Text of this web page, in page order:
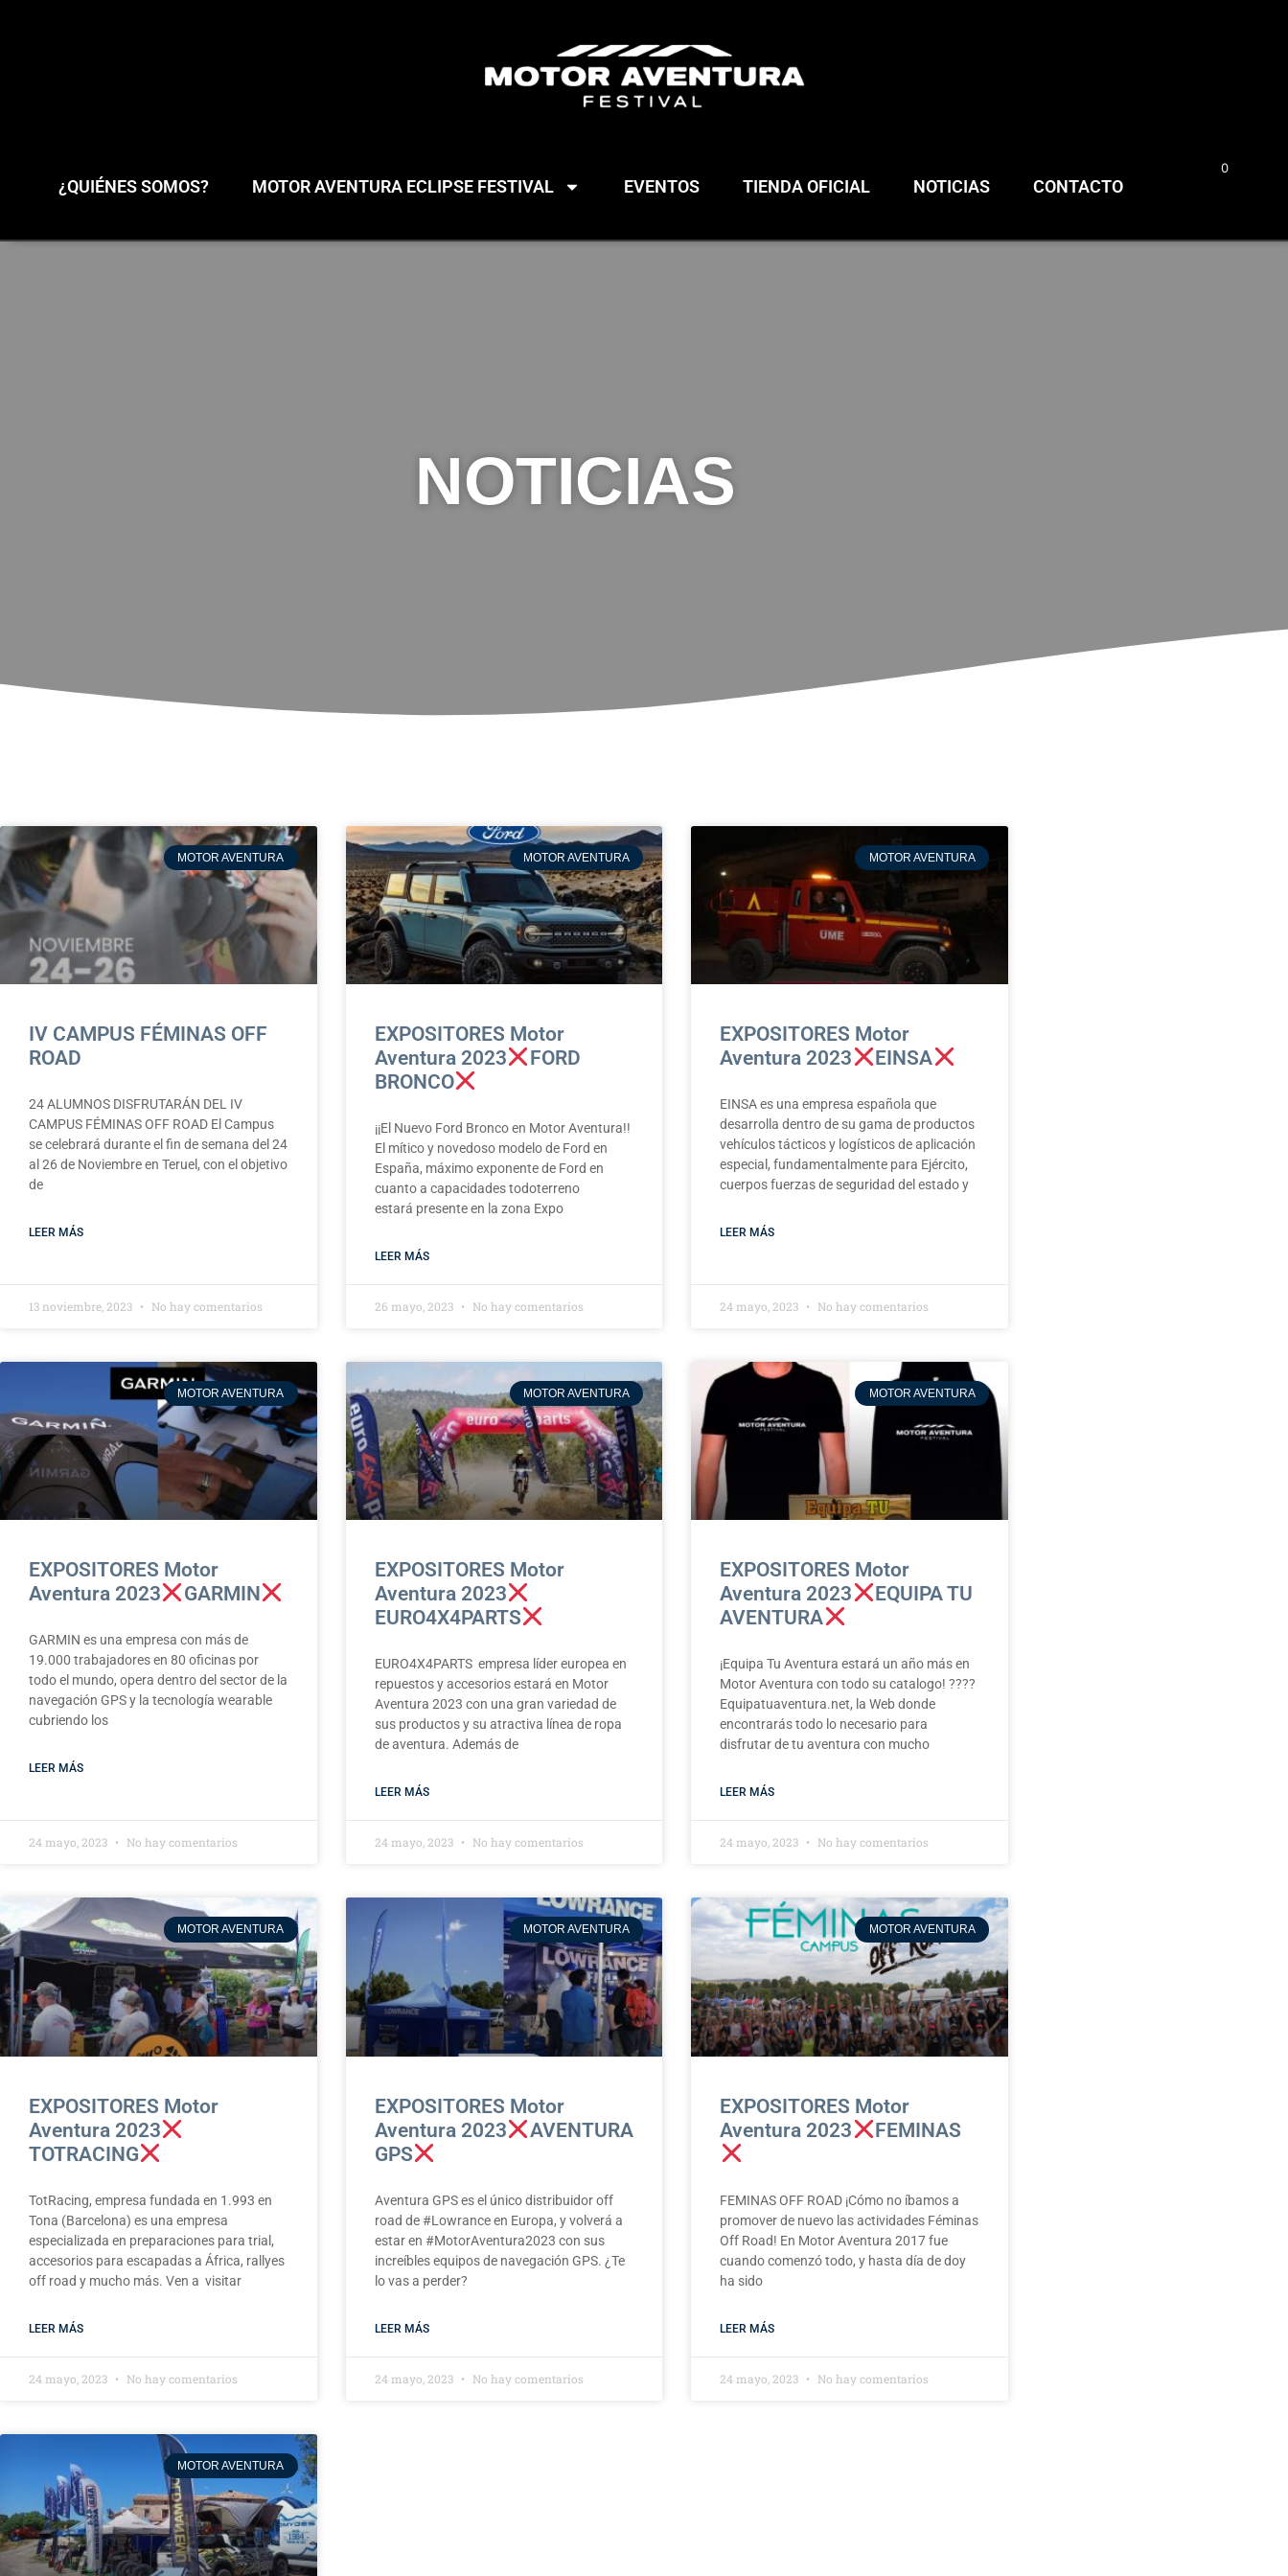
¿QUIÉNES SOMOS? MOTOR AVENTURA ECLIPSE FESTIVAL EVENTOS TIENDA OFICIAL NOTICIAS CONTACTO
0
NOTICIAS
MOTOR AVENTURA
IV CAMPUS FÉMINAS OFF
ROAD
24 ALUMNOS DISFRUTARÁN DEL IV
CAMPUS FÉMINAS OFF ROAD El Campus
se celebrará durante el fin de semana del 24
al 26 de Noviembre en Teruel, con el objetivo
de
LEER MÁS
13 noviembre, 2023 No hay comentarios
MOTOR AVENTURA
EXPOSITORES Motor
Aventura 2023
FORD
BRONCO
¡¡El Nuevo Ford Bronco en Motor Aventura!!
El mítico y novedoso modelo de Ford en
España, máximo exponente de Ford en
cuanto a capacidades todoterreno
estará presente en la zona Expo
LEER MÁS
26 mayo, 2023 No hay comentarios
MOTOR AVENTURA
EXPOSITORES Motor
Aventura 2023
EINSA
EINSA es una empresa española que
desarrolla dentro de su gama de productos
vehículos tácticos y logísticos de aplicación
especial, fundamentalmente para Ejército,
cuerpos fuerzas de seguridad del estado y
LEER MÁS
24 mayo, 2023 No hay comentarios
MOTOR AVENTURA
EXPOSITORES Motor
Aventura 2023
GARMIN
GARMIN es una empresa con más de
19.000 trabajadores en 80 oficinas por
todo el mundo, opera dentro del sector de la
navegación GPS y la tecnología wearable
cubriendo los
LEER MÁS
24 mayo, 2023 No hay comentarios
MOTOR AVENTURA
EXPOSITORES Motor
Aventura 2023
EURO4X4PARTS
EURO4X4PARTS empresa líder europea en
repuestos y accesorios estará en Motor
Aventura 2023 con una gran variedad de
sus productos y su atractiva línea de ropa
de aventura. Además de
LEER MÁS
24 mayo, 2023 No hay comentarios
MOTOR AVENTURA
EXPOSITORES Motor
Aventura 2023
EQUIPA TU
AVENTURA
¡Equipa Tu Aventura estará un año más en
Motor Aventura con todo su catalogo! ????
Equipatuaventura.net, la Web donde
encontrarás todo lo necesario para
disfrutar de tu aventura con mucho
LEER MÁS
24 mayo, 2023 No hay comentarios
MOTOR AVENTURA
EXPOSITORES Motor
Aventura 2023
TOTRACING
TotRacing, empresa fundada en 1.993 en
Tona (Barcelona) es una empresa
especializada en preparaciones para trial,
accesorios para escapadas a África, rallyes
off road y mucho más. Ven a visitar
LEER MÁS
24 mayo, 2023 No hay comentarios
MOTOR AVENTURA
EXPOSITORES Motor
Aventura 2023
AVENTURA
GPS
Aventura GPS es el único distribuidor off
road de #Lowrance en Europa, y volverá a
estar en #MotorAventura2023 con sus
increíbles equipos de navegación GPS. ¿Te
lo vas a perder?
LEER MÁS
24 mayo, 2023 No hay comentarios
MOTOR AVENTURA
EXPOSITORES Motor
Aventura 2023
FEMINAS
FEMINAS OFF ROAD ¡Cómo no íbamos a
promover de nuevo las actividades Féminas
Off Road! En Motor Aventura 2017 fue
cuando comenzó todo, y hasta día de doy
ha sido
LEER MÁS
24 mayo, 2023 No hay comentarios
MOTOR AVENTURA